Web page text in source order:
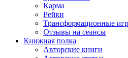
Карма
Рейки
Трансформационные
Отзывы на сеансы
Книжная полка
Авторские книги